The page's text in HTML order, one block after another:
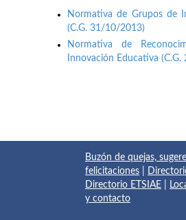
Normativa de Grupos de
(C.G. 31/10/2013)
Normativa de
Innovación Educativa
Buzón de quejas,
felicitaciones
Directorio ETSIAE
y contacto